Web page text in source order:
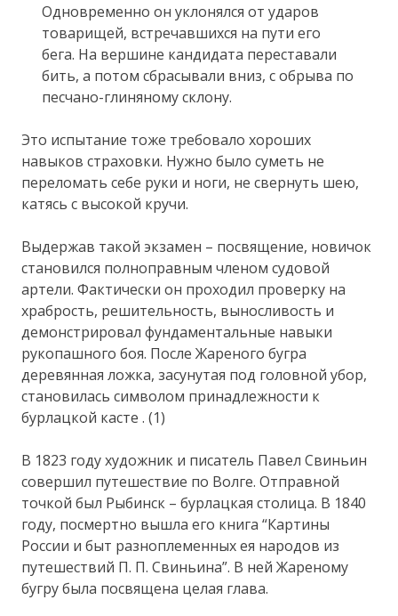
Одновременно он уклонялся от ударов
товарищей, встречавшихся на пути его
бега. На вершине кандидата переставали
бить, а потом сбрасывали вниз, с обрыва по
песчано-глиняному склону.
Это испытание тоже требовало хороших
навыков страховки. Нужно было суметь не
переломать себе руки и ноги, не свернуть шею,
катясь с высокой кручи.
Выдержав такой экзамен – посвящение, новичок
становился полноправным членом судовой
артели. Фактически он проходил проверку на
храбрость, решительность, выносливость и
демонстрировал фундаментальные навыки
рукопашного боя. После Жареного бугра
деревянная ложка, засунутая под головной убор,
становилась символом принадлежности к
бурлацкой касте . (1)
В 1823 году художник и писатель Павел Свиньин
совершил путешествие по Волге. Отправной
точкой был Рыбинск – бурлацкая столица. В 1840
году, посмертно вышла его книга “Картины
России и быт разноплеменных ея народов из
путешествий П. П. Свиньина”. В ней Жареному
бугру была посвящена целая глава.